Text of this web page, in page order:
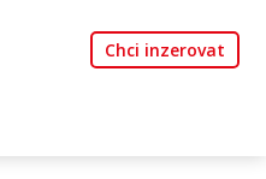
Chci inzerovat